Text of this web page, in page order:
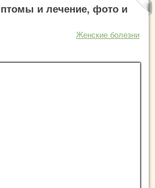
и лечение, фото и
Женские болезни